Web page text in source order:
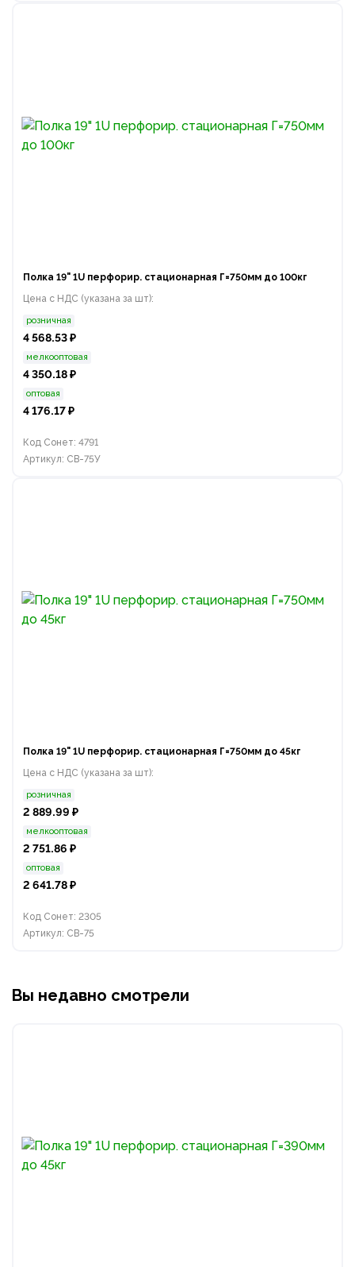
Полка 19" 1U перфорир. стационарная Г=750мм до 100кг
Цена с НДС (указана за шт):
розничная
4 568.53 ₽
мелкооптовая
4 350.18 ₽
оптовая
4 176.17 ₽
Код Сонет: 4791
Артикул: СВ-75У
Полка 19" 1U перфорир. стационарная Г=750мм до 45кг
Цена с НДС (указана за шт):
розничная
2 889.99 ₽
мелкооптовая
2 751.86 ₽
оптовая
2 641.78 ₽
Код Сонет: 2305
Артикул: СВ-75
Вы недавно смотрели